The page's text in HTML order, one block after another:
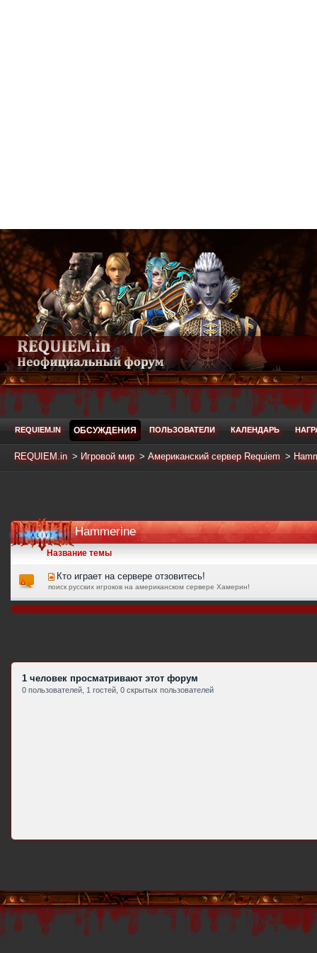
REQUIEM.IN ОБСУЖДЕНИЯ ПОЛЬЗОВАТЕЛИ КАЛЕНДАРЬ
REQUIEM.in > Игровой мир > Американский сервер Requiem >
Hammerine
Название темы
Кто играет на сервере отзовитесь!
поиск русских игроков на американском сервере Хамерин!
1 человек просматривают этот форум
0 пользователей, 1 гостей, 0 скрытых пользователей